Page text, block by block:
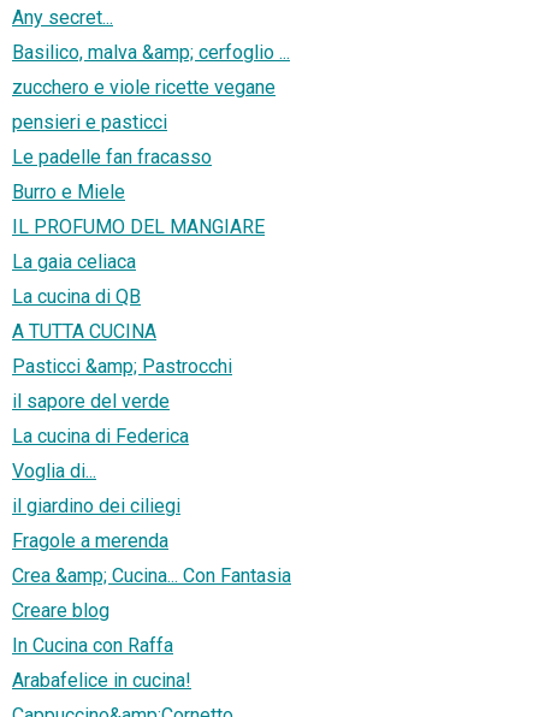
Any secret...
Basilico, malva &amp; cerfoglio ...
zucchero e viole ricette vegane
pensieri e pasticci
Le padelle fan fracasso
Burro e Miele
IL PROFUMO DEL MANGIARE
La gaia celiaca
La cucina di QB
A TUTTA CUCINA
Pasticci &amp; Pastrocchi
il sapore del verde
La cucina di Federica
Voglia di...
il giardino dei ciliegi
Fragole a merenda
Crea &amp; Cucina... Con Fantasia
Creare blog
In Cucina con Raffa
Arabafelice in cucina!